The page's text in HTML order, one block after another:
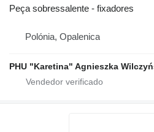
Peça sobressalente - fixadores
Polónia, Opalenica
PHU "Karetina" Agnieszka